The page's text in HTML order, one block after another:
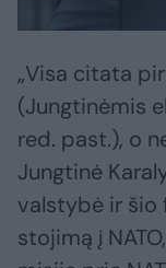
„Visa citata
(Jungtinėmis
red. past.), o
Jungtinė
valstybė ir šio
stojimą į